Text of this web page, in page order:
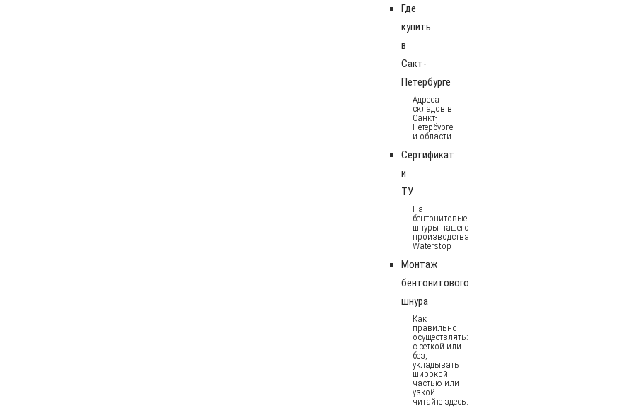
Где
купить
в
Сакт-
Петербурге
Адреса
складов в
Санкт-
Петербурге
и области
Сертификат
и
ТУ
На
бентонитовые
шнуры нашего
производства
Waterstop
Монтаж
бентонитового
шнура
Как
правильно
осуществлять:
с сеткой или
без,
укладывать
широкой
частью или
узкой -
читайте здесь.